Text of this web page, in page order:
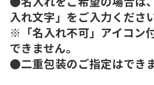
入れ文字」をご入力ください
※「名入れ不可」アイコン
できません。
●二重包装のご指定はできま